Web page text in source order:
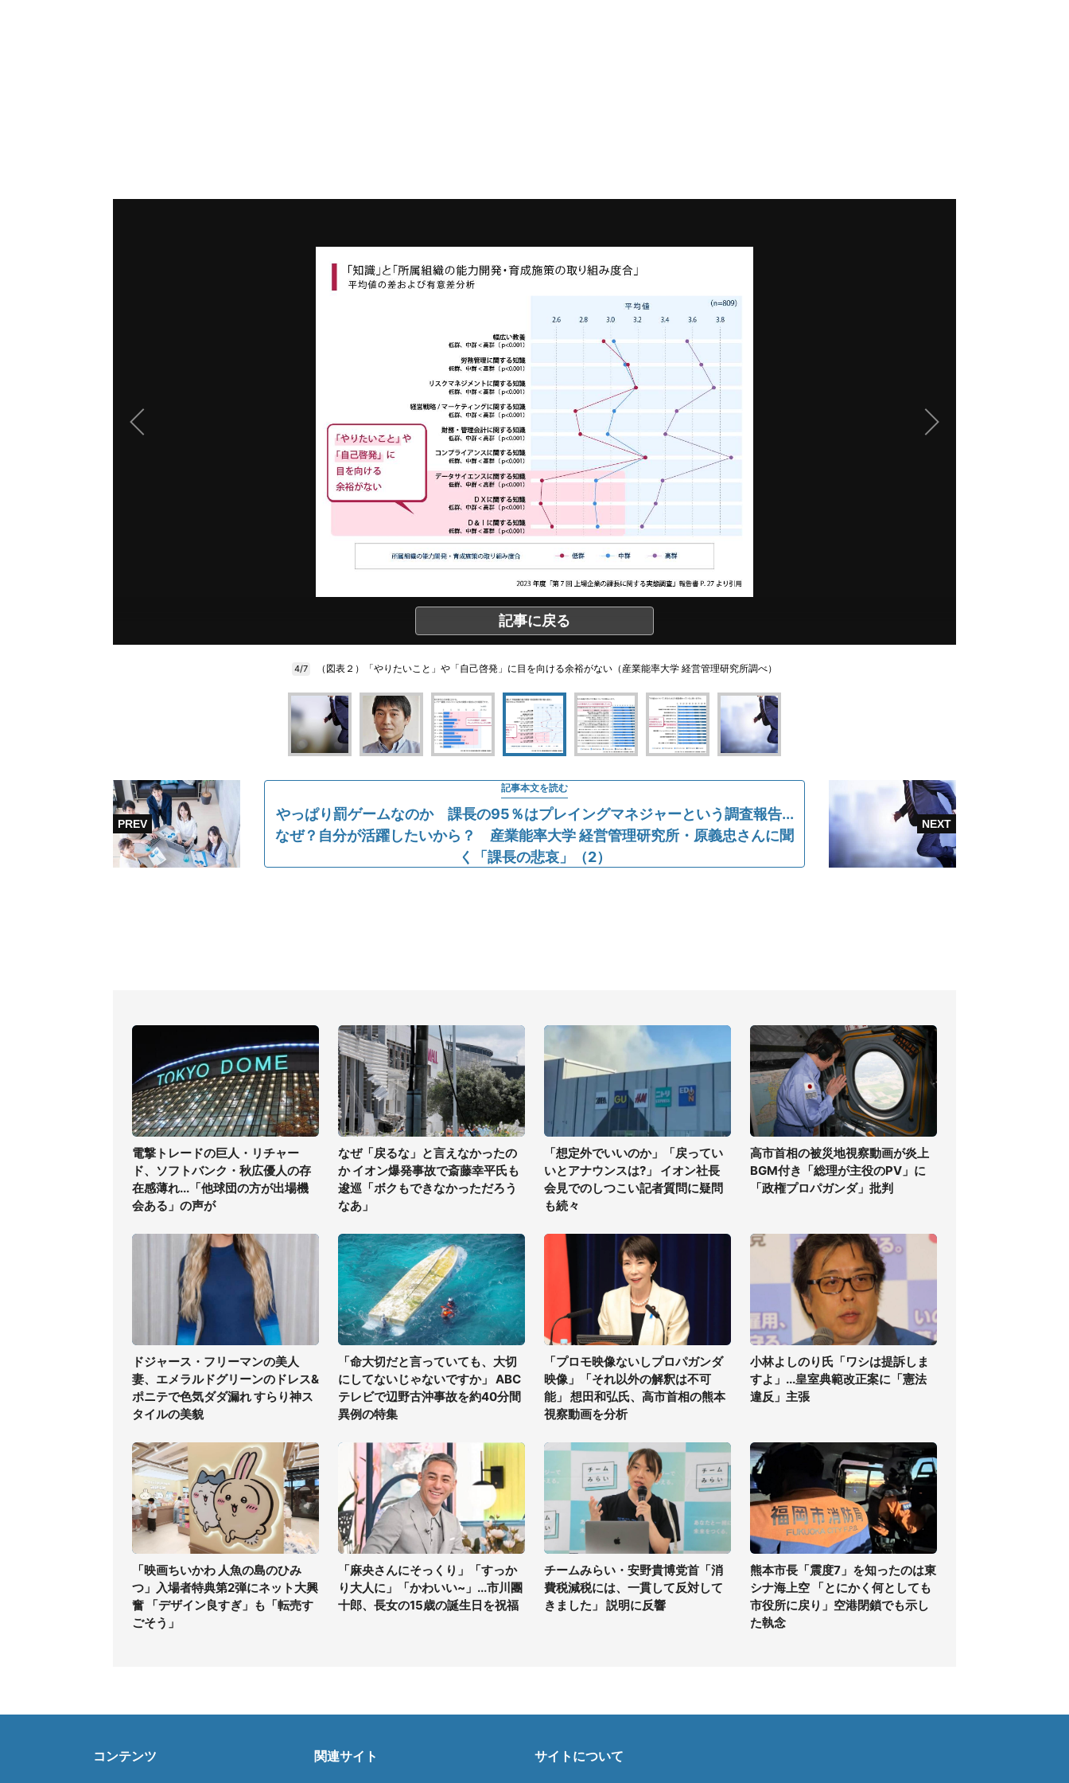
記事に戻る
4/7 （図表２）「やりたいこと」や「自己啓発」に目を向ける余裕がない（産業能率大学 経営管理研究所調べ）
記事本文を読む
やっぱり罰ゲームなのか 課長の95％はプレイングマネジャーという調査報告...
なぜ？自分が活躍したいから？ 産業能率大学 経営管理研究所・原義忠さんに聞
く「課長の悲哀」（2）
電撃トレードの巨人・リチャー
ド、ソフトバンク・秋広優人の存
在感薄れ...「他球団の方が出場機
会ある」の声が
なぜ「戻るな」と言えなかったの
か イオン爆発事故で斎藤幸平氏も
逡巡「ボクもできなかっただろう
なあ」
「想定外でいいのか」「戻ってい
いとアナウンスは?」 イオン社長
会見でのしつこい記者質問に疑問
も続々
高市首相の被災地視察動画が炎上
BGM付き「総理が主役のPV」に
「政権プロパガンダ」批判
ドジャース・フリーマンの美人
妻、エメラルドグリーンのドレス&
ポニテで色気ダダ漏れ すらり神ス
タイルの美貌
「命大切だと言っていても、大切
にしてないじゃないですか」 ABC
テレビで辺野古沖事故を約40分間
異例の特集
「プロモ映像ないしプロパガンダ
映像」「それ以外の解釈は不可
能」 想田和弘氏、高市首相の熊本
視察動画を分析
小林よしのり氏「ワシは提訴しま
すよ」...皇室典範改正案に「憲法
違反」主張
「映画ちいかわ 人魚の島のひみ
つ」入場者特典第2弾にネット大興
奮 「デザイン良すぎ」も「転売す
ごそう」
「麻央さんにそっくり」「すっか
り大人に」「かわいい~」...市川團
十郎、長女の15歳の誕生日を祝福
チームみらい・安野貴博党首「消
費税減税には、一貫して反対して
きました」 説明に反響
熊本市長「震度7」を知ったのは東
シナ海上空 「とにかく何としても
市役所に戻り」空港閉鎖でも示し
た執念
コンテンツ 関連サイト サイトについて